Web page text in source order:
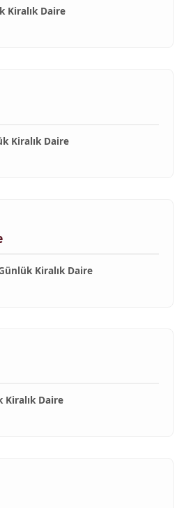
Kiralık Daire
Kiralık Daire
Kiralık Daire
Kiralık Daire